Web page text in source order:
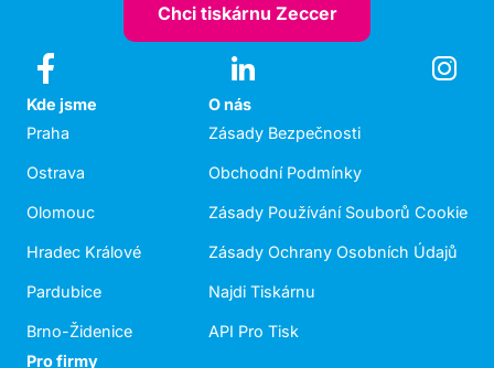
Chci tiskárnu Zeccer
Kde jsme
Praha
Ostrava
Olomouc
Hradec Králové
Pardubice
Brno-Židenice
O nás
Zásady Bezpečnosti
Obchodní Podmínky
Zásady Používání Souborů Cookie
Zásady Ochrany Osobních Údajů
Najdi Tiskárnu
API Pro Tisk
Pro firmy